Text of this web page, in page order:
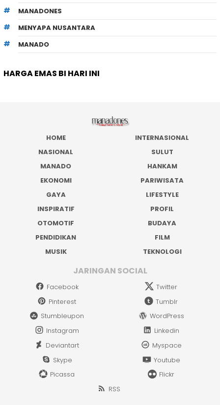
MANADONES
MENYAPA NUSANTARA
MANADO
HARGA EMAS BI HARI INI
HOME
INTERNASIONAL
NASIONAL
SULUT
MANADO
HANKAM
EKONOMI
PARIWISATA
GAYA
LIFESTYLE
INSPIRATIF
PROFIL
OTOMOTIF
BUDAYA
PENDIDIKAN
FILM
MUSIK
TEKNOLOGI
JARINGAN SOCIAL
Facebook
Twitter
Pinterest
Tumblr
Stumbleupon
WordPress
Instagram
Linkedin
Deviantart
Myspace
Skype
Youtube
Picassa
Flickr
RSS